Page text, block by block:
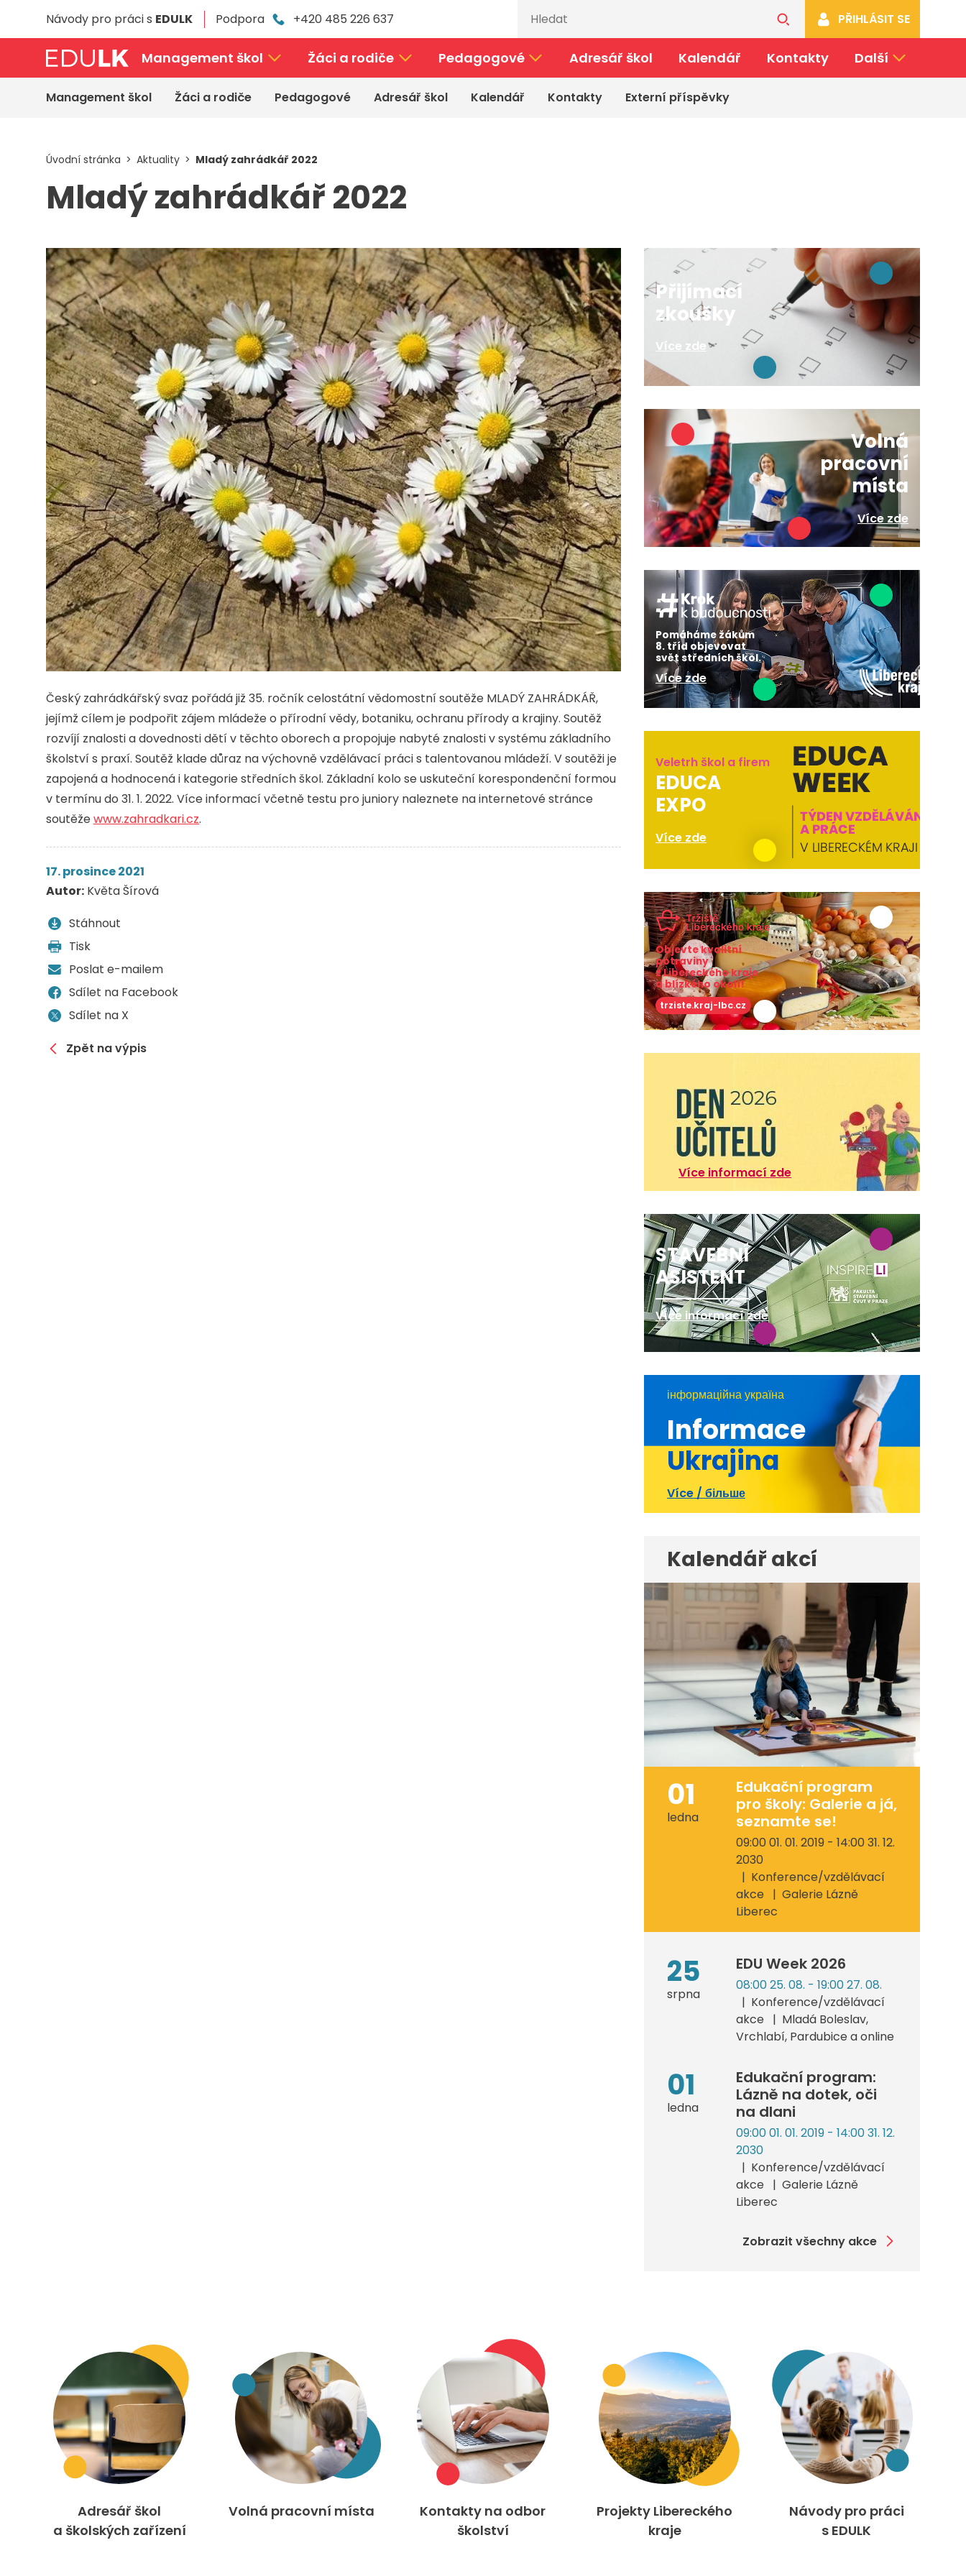
Návody pro práci s EDULK Podpora +420 485 226 637 PŘIHLÁSIT SE
Management škol Žáci a rodiče Pedagogové Adresář škol Kalendář Kontakty Další
Management škol Žáci a rodiče Pedagogové Adresář škol Kalendář Kontakty Externí příspěvky
Úvodní stránka Aktuality Mladý zahrádkář 2022
Mladý zahrádkář 2022
Český zahrádkářský svaz pořádá již 35. ročník celostátní vědomostní soutěže MLADÝ ZAHRÁDKÁŘ,
jejímž cílem je podpořit zájem mládeže o přírodní vědy, botaniku, ochranu přírody a krajiny. Soutěž
rozvíjí znalosti a dovednosti dětí v těchto oborech a propojuje nabyté znalosti v systému základního
školství s praxí. Soutěž klade důraz na výchovně vzdělávací práci s talentovanou mládeží. V soutěži je
zapojená a hodnocená i kategorie středních škol. Základní kolo se uskuteční korespondenční formou
v termínu do 31. 1. 2022. Více informací včetně testu pro juniory naleznete na internetové stránce
soutěžewww.zahradkari.cz.
17. prosince 2021
Autor: Květa Šírová
Stáhnout
Tisk
Poslat e-mailem
Sdílet na Facebook
Sdílet na X
Zpět na výpis
Přijímací
zkoušky
Více zde
Volná
pracovní
místa
Více zde
Pomáháme žákům
8. tříd objevovat
svět středních škol.
Více zde
Veletrh škol a firem
EDUCA
EXPO
Více zde
Objevte kvalitní
potraviny
z Libereckého kraje
a blízkého okolí!
trziste.kraj-lbc.cz
Více informací zde
STAVEBNÍ
ASISTENT
Více informací zde
інформаційна україна
Informace
Ukrajina
Více / більше
Kalendář akcí
01
ledna
Edukační program
pro školy: Galerie a já,
seznamte se!
09:00 01. 01. 2019 - 14:00 31. 12.
2030
Konference/vzdělávací
akce
Galerie Lázně
Liberec
25
srpna
EDU Week 2026
08:00 25. 08. - 19:00 27. 08.
Konference/vzdělávací
akce
Mladá Boleslav,
Vrchlabí, Pardubice a online
01
ledna
Edukační program:
Lázně na dotek, oči
na dlani
09:00 01. 01. 2019 - 14:00 31. 12.
2030
Konference/vzdělávací
akce
Galerie Lázně
Liberec
Zobrazit všechny akce
Adresář škol
a školských zařízení
Volná pracovní místa
Kontakty na odbor
školství
Projekty Libereckého
kraje
Návody pro práci
s EDULK